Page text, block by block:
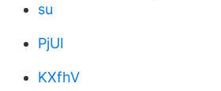
su
PjUI
KXfhV